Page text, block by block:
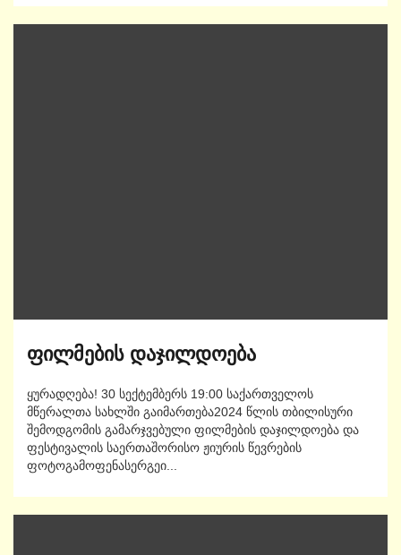
ფილმების დაჯილდოება
ყურადღება! 30 სექტემბერს 19:00 საქართველოს
მწერალთა სახლში გაიმართება2024 წლის თბილისური
შემოდგომის გამარჯვებული ფილმების დაჯილდოება და
ფესტივალის საერთაშორისო ჟიურის წევრების
ფოტოგამოფენასერგეი...